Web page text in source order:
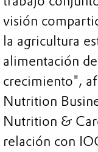
visión
la agricultura
alimentación
crecimiento",
Nutrition
Nutrition &
relación con